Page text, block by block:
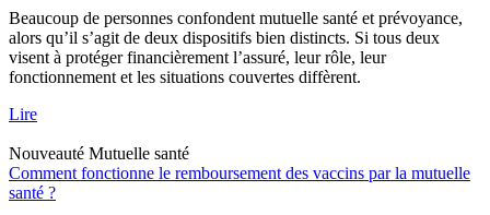
Beaucoup de personnes confondent mutuelle santé et prévoyance,
alors qu’il s’agit de deux dispositifs bien distincts. Si tous deux
visent à protéger financièrement l’assuré, leur rôle, leur
fonctionnement et les situations couvertes diffèrent.
Lire
Nouveauté Mutuelle santé
Comment fonctionne le remboursement des vaccins par la mutuelle
santé ?